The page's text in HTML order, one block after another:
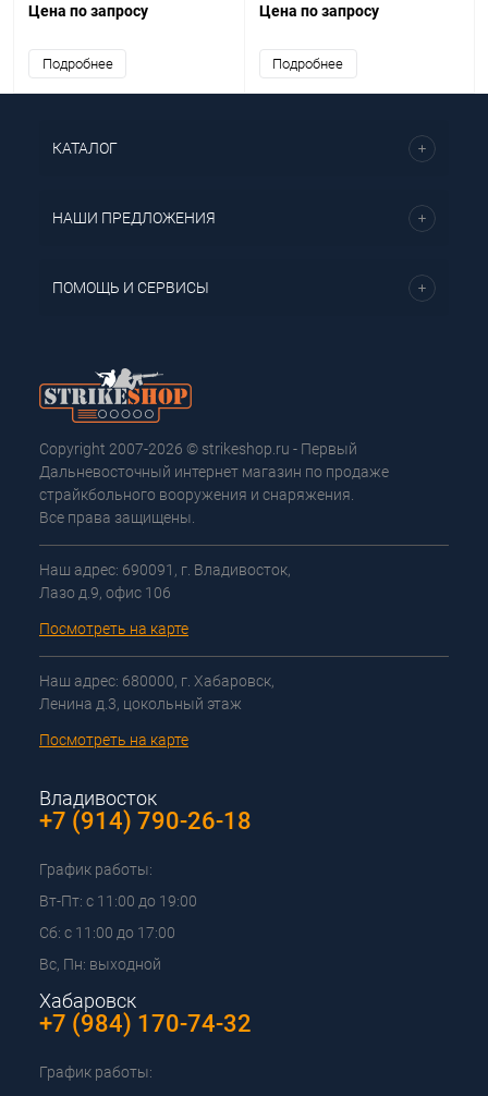
Цена по запросу
Подробнее
Цена по запросу
Подробнее
КАТАЛОГ
НАШИ ПРЕДЛОЖЕНИЯ
ПОМОЩЬ И СЕРВИСЫ
Copyright 2007-2026 © strikeshop.ru - Первый
Дальневосточный интернет магазин по продаже
страйкбольного вооружения и снаряжения.
Все права защищены.
Наш адрес: 690091, г. Владивосток,
Лазо д.9, офис 106
Посмотреть на карте
Наш адрес: 680000, г. Хабаровск,
Ленина д.3, цокольный этаж
Посмотреть на карте
Владивосток
+7 (914) 790-26-18
График работы:
Вт-Пт: с 11:00 до 19:00
Сб: с 11:00 до 17:00
Вс, Пн: выходной
Хабаровск
+7 (984) 170-74-32
График работы: